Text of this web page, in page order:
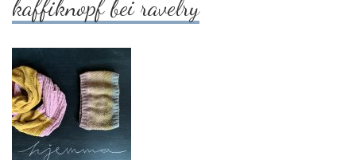
kaffiknopf bei ravelry